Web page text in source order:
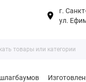
г.
ул.